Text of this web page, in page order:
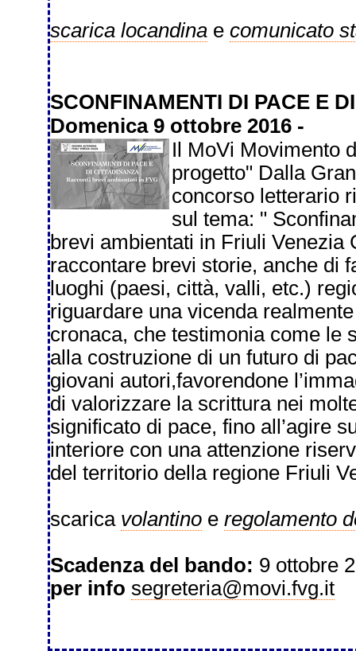
scarica locandinae comunicato
SCONFINAMENTI DI PACE E
Domenica 9 ottobre 2016 -
Il MoVi Movimento
progetto" Dalla
concorso letterario
sul tema: "
brevi ambientati in Friuli Venezia
raccontare brevi storie, anche di
luoghi (paesi, città, valli, etc.)
riguardare una vicenda
cronaca, che testimonia come le
alla costruzione di un futuro di
giovani autori,favorendone
di valorizzare la scrittura nei
significato di pace, fino all’agire
interiore con una attenzione
del territorio della regione Friuli
scarica volantinoe regolamento
Scadenza del bando: 9 ottobre
per info segreteria@movi.fvg.it